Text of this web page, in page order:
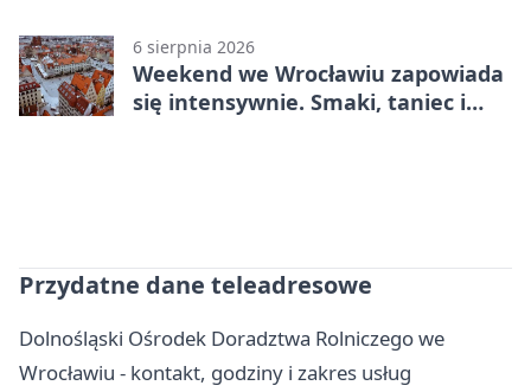
6 sierpnia 2026
Weekend we Wrocławiu zapowiada
się intensywnie. Smaki, taniec i
Przydatne dane teleadresowe
Dolnośląski Ośrodek Doradztwa Rolniczego we
Wrocławiu - kontakt, godziny i zakres usług